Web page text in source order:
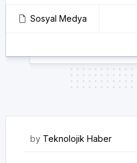
Sosyal Medya
by Teknolojik Haber